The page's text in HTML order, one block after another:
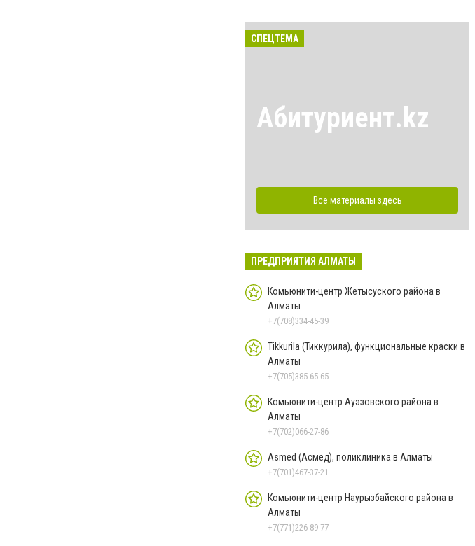
СПЕЦТЕМА
Абитуриент.kz
Все материалы здесь
ПРЕДПРИЯТИЯ АЛМАТЫ
Комьюнити-центр Жетысуского района в
Алматы
+7(708)334-45-39
Tikkurila (Тиккурила), функциональные краски в
Алматы
+7(705)385-65-65
Комьюнити-центр Ауэзовского района в
Алматы
+7(702)066-27-86
Asmed (Асмед), поликлиника в Алматы
+7(701)467-37-21
Комьюнити-центр Наурызбайского района в
Алматы
+7(771)226-89-77